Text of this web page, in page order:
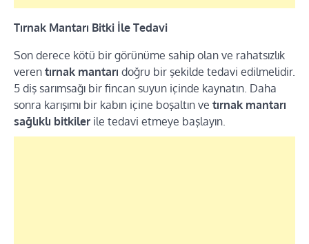
Tırnak Mantarı Bitki İle Tedavi
Son derece kötü bir görünüme sahip olan ve rahatsızlık
veren tırnak mantarı doğru bir şekilde tedavi edilmelidir.
5 diş sarımsağı bir fincan suyun içinde kaynatın. Daha
sonra karışımı bir kabın içine boşaltın ve tırnak mantarı
sağlıklı bitkiler ile tedavi etmeye başlayın.